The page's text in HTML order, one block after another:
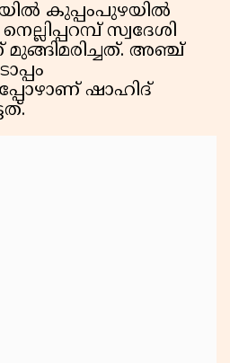
കുപ്പംപുഴയിൽ
സ്വദേശി
അഞ്ച്
ഷാഹിദ്